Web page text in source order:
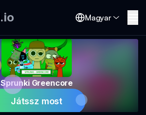
.io Magyar
Sprunki Greencore
Játssz most